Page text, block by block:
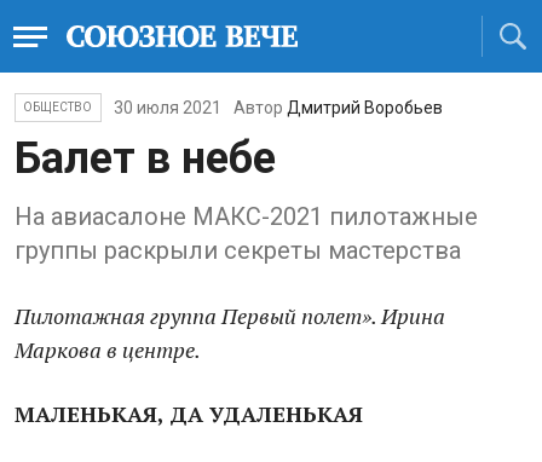
ОБЩЕСТВО 30 июля 2021 Автор Дмитрий Воробьев
Балет в небе
На авиасалоне МАКС-2021 пилотажные
группы раскрыли секреты мастерства
Пилотажная группа Первый полет». Ирина
Маркова в центре.
МАЛЕНЬКАЯ, ДА УДАЛЕНЬКАЯ